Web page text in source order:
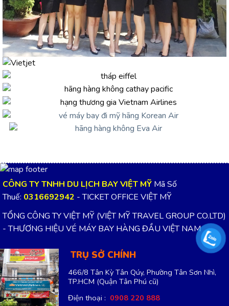
CÔNG TY TNHH DU LỊCH BAY VIỆT MỸ Mã Số
Thuế: 0316692942 - TICKET OFFICE VIỆT MỸ
TỔNG CÔNG TY VIỆT MỸ (VIỆT MỸ TRAVEL GROUP CO.LTD)
- THƯƠNG HIỆU VÉ MÁY BAY HÀNG ĐẦU VIỆT NAM
TRỤ SỞ CHÍNH
466/8 Tân Kỳ Tân Qúy, Phường Tân Sơn Nhì,
TP.HCM (Quận Tân Phú cũ)
Điện thoại : 0908 220 888